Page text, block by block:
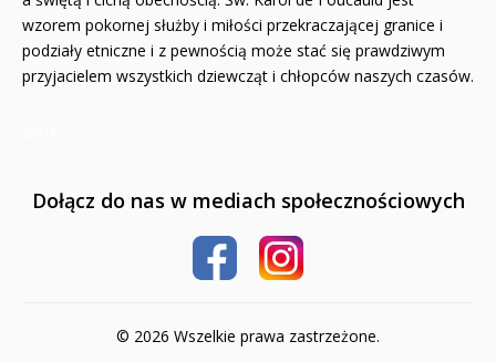
Promocje
QUIZY I ŁAMIGŁÓWKI NA WAKACJE -35%
wzorem pokornej służby i miłości przekraczającej granice i
podziały etniczne i z pewnością może stać się prawdziwym
przyjacielem wszystkich dziewcząt i chłopców naszych czasów.
Dołącz do nas w mediach społecznościowych
© 2026 Wszelkie prawa zastrzeżone.